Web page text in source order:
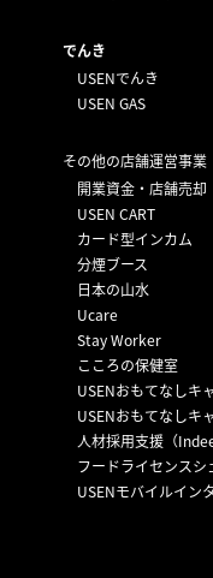
でんき
USENでんき
USEN GAS
その他の店舗運営事業
開業資金・店舗売却
USEN CART
カード型インカム
分煙ブース
日本の山水
Ucare
Stay Worker
こころの保健室
USENおもてなしキ
USENおもてなしキ
人材採用支援（
フードライセンス
USENモバイルイン